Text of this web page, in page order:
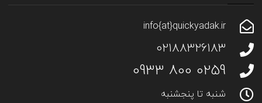
info{at}quickyadak.ir
02188326183
0259 800 0933
شنبه تا پنجشنبه